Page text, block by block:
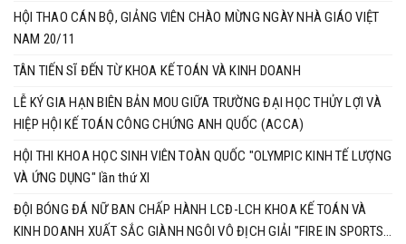
HỘI THAO CÁN BỘ, GIẢNG VIÊN CHÀO MỪNG NGÀY NHÀ GIÁO VIỆT
NAM 20/11
TÂN TIẾN SĨ ĐẾN TỪ KHOA KẾ TOÁN VÀ KINH DOANH
LỄ KÝ GIA HẠN BIÊN BẢN MOU GIỮA TRƯỜNG ĐẠI HỌC THỦY LỢI VÀ
HIỆP HỘI KẾ TOÁN CÔNG CHỨNG ANH QUỐC (ACCA)
HỘI THI KHOA HỌC SINH VIÊN TOÀN QUỐC "OLYMPIC KINH TẾ LƯỢNG
VÀ ỨNG DỤNG" lần thứ XI
ĐỘI BÓNG ĐÁ NỮ BAN CHẤP HÀNH LCĐ-LCH KHOA KẾ TOÁN VÀ
KINH DOANH XUẤT SẮC GIÀNH NGÔI VÔ ĐỊCH GIẢI "FIRE IN SPORTS